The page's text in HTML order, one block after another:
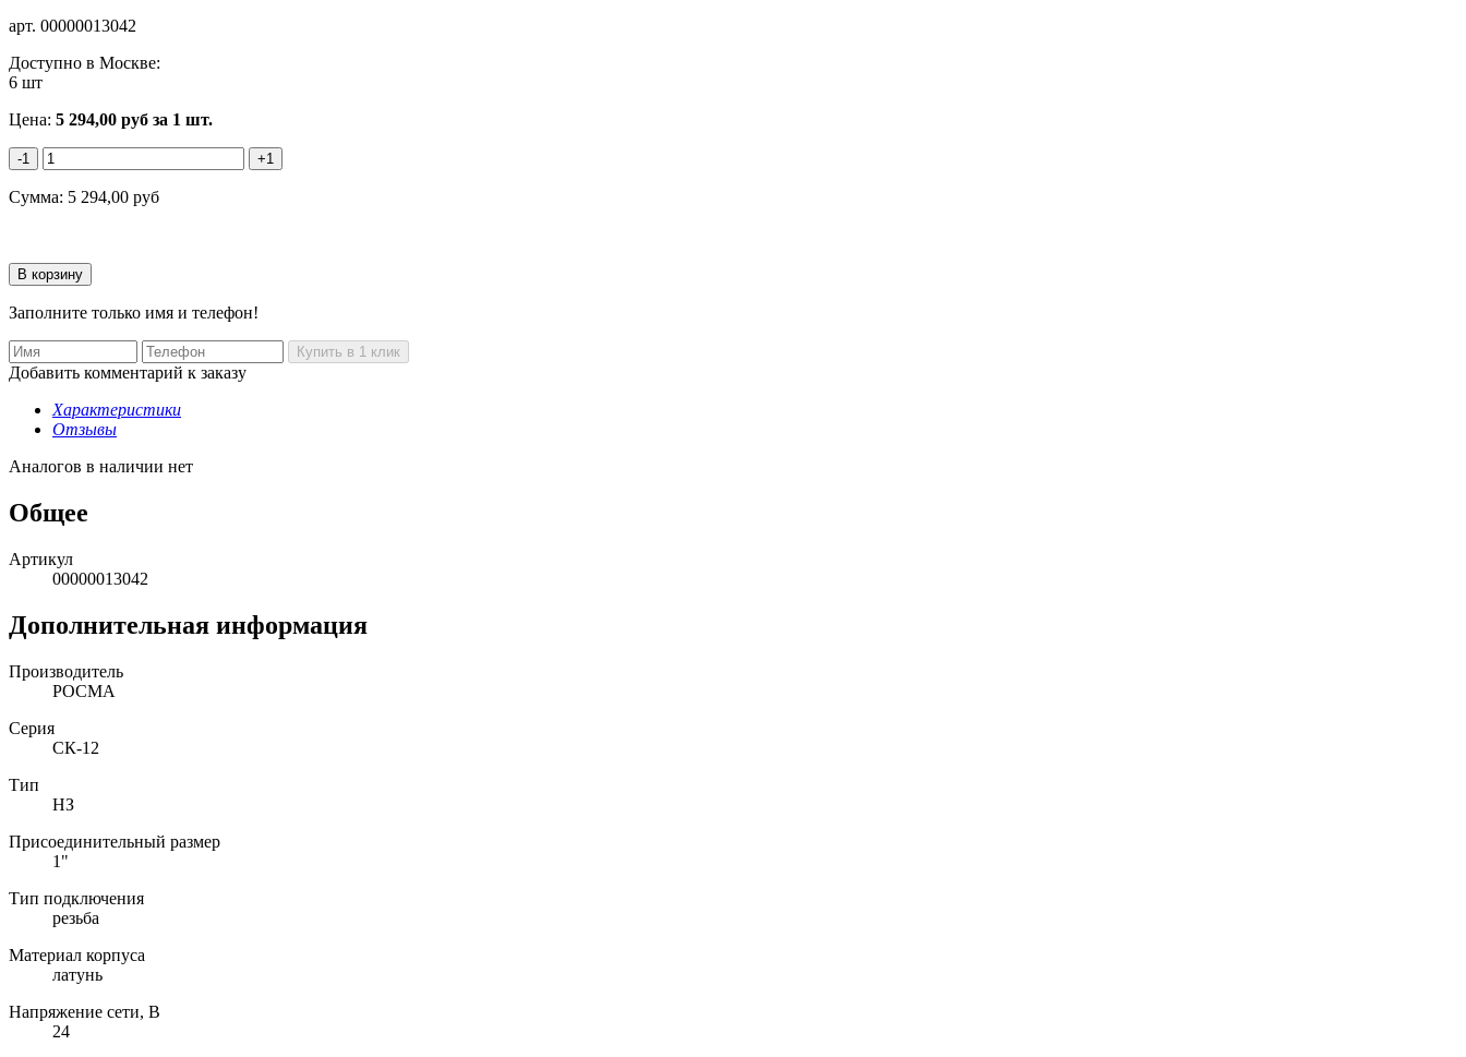
арт. 00000013042
Доступно в Москве:
6 шт
Цена: 5 294,00 руб за 1 шт.
-1 +1
Сумма: 5 294,00 руб
Заполните только имя и телефон!
Добавить комментарий к заказу
Характеристики
Отзывы
Аналогов в наличии нет
Общее
Артикул
00000013042
Дополнительная информация
Производитель
РОСМА
Серия
СК-12
Тип
НЗ
Присоединительный размер
1"
Тип подключения
резьба
Материал корпуса
латунь
Напряжение сети, В
24